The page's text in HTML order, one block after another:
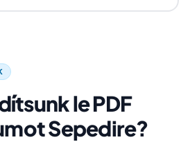
le PDF
Sepedire?